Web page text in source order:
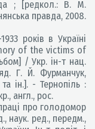
; [редкол.: В. М.
правда, 2008.
років в Україні
of the victims of
/ Укр. ін-т нац.
Г. Й. Фурманчук,
ін.]. - Тернопіль :
англ., рос.
про голодомор
наук. ред., передм.,